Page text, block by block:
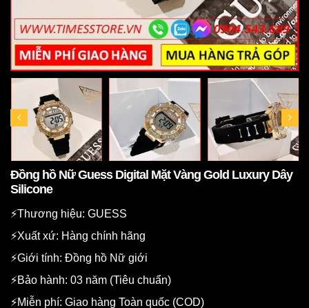
Đồng hồ Nữ Guess Digital Mặt Vàng Gold Luxury Dây
Silicone
⚡️Thương hiệu: GUESS
⚡️Xuất xứ: Hàng chính hãng
⚡️Giới tính: Đồng hồ Nữ giới
⚡️Bảo hành: 03 năm (Tiêu chuẩn)
⚡️Miễn phí: Giao hàng Toàn quốc (COD)